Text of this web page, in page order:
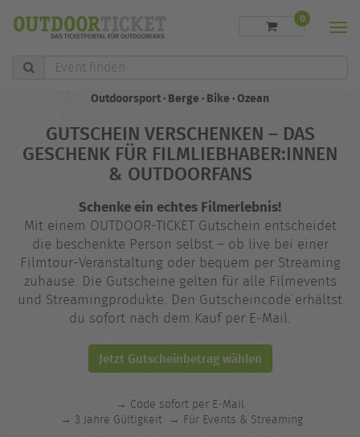
Event
finden
0
Outdoorsport · Berge · Bike · Ozean
GUTSCHEIN VERSCHENKEN – DAS
GESCHENK FÜR FILMLIEBHABER:INNEN
& OUTDOORFANS
Schenke ein echtes Filmerlebnis!
Mit einem OUTDOOR-TICKET Gutschein entscheidet
die beschenkte Person selbst – ob live bei einer
Filmtour-Veranstaltung oder bequem per Streaming
zuhause. Die Gutscheine gelten für alle Filmevents
und Streamingprodukte. Den Gutscheincode erhältst
du sofort nach dem Kauf per E‑Mail.
Jetzt Gutscheinbetrag wählen
→ Code sofort per E‑Mail
→ 3 Jahre Gültigkeit → Für Events & Streaming